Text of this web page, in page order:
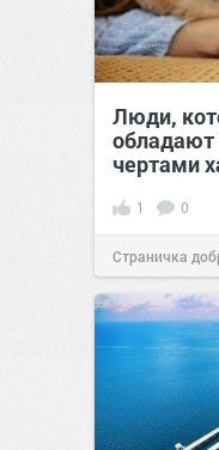
Люди,
чертами
1 0
Страничка
позитива!10:38